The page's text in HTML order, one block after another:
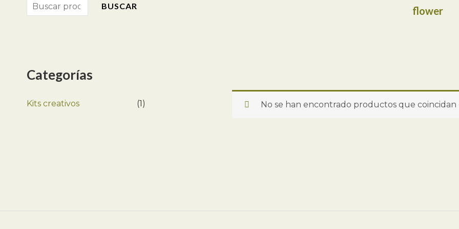
BUSCAR
Categorías
Kits creativos (1)
flower
No se han encontrado productos que coincidan